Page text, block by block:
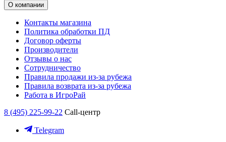
О компании
Контакты магазина
Политика обработки ПД
Договор оферты
Производители
Отзывы о нас
Сотрудничество
Правила продажи из-за рубежа
Правила возврата из-за рубежа
Работа в ИгроРай
8 (495) 225-99-22 Call-центр
Telegram